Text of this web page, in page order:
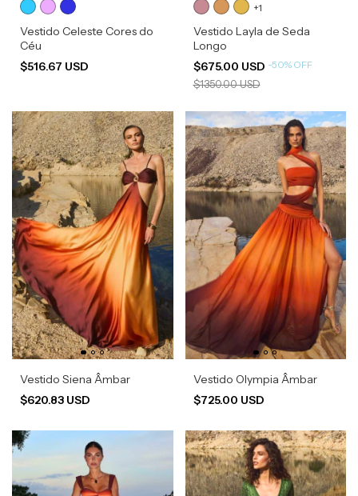
Vestido Celeste Cores do
Céu
$516.67 USD
+1
Vestido Layla de Seda
Longo
$675.00 USD -50% OFF
$1350.00 USD
Vestido Siena Âmbar
$620.83 USD
Vestido Olympia Âmbar
$725.00 USD